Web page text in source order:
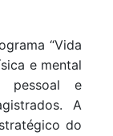
“Vida
e mental
pessoal e
A
do